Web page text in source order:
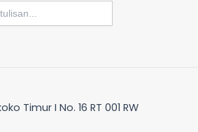
Timur I No. 16 RT 001 RW